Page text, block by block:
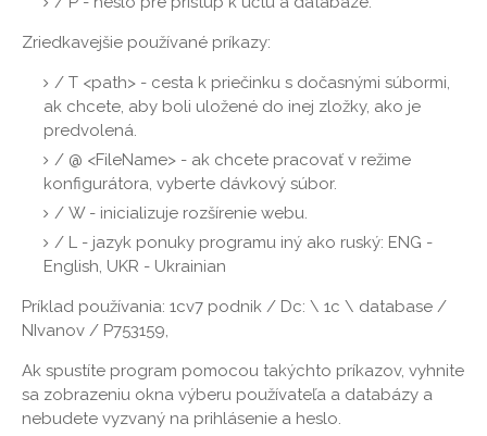
Zriedkavejšie používané príkazy:
/ T <path> - cesta k priečinku s dočasnými súbormi,
ak chcete, aby boli uložené do inej zložky, ako je
predvolená.
/ @ <FileName> - ak chcete pracovať v režime
konfigurátora, vyberte dávkový súbor.
/ W - inicializuje rozšírenie webu.
/ L - jazyk ponuky programu iný ako ruský: ENG -
English, UKR - Ukrainian
Príklad používania: 1cv7 podnik / Dc: \ 1c \ database /
NIvanov / P753159,
Ak spustíte program pomocou takýchto príkazov, vyhnite
sa zobrazeniu okna výberu používateľa a databázy a
nebudete vyzvaný na prihlásenie a heslo.